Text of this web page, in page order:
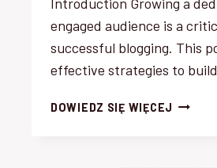
engaged audience is a
successful blogging. This
effective strategies to
DOWIEDZ SIĘ WIĘCEJ